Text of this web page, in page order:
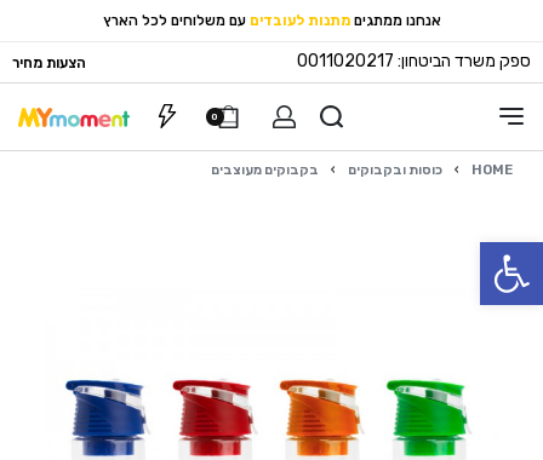
פתח סרגל נגישות
אנחנו ממתגים מתנות לעובדים עם משלוחים לכל הארץ
ספק משרד הביטחון: 0011020217 הצעות מחיר
0
HOME
› כוסות ובקבוקים › בקבוקים מעוצבים